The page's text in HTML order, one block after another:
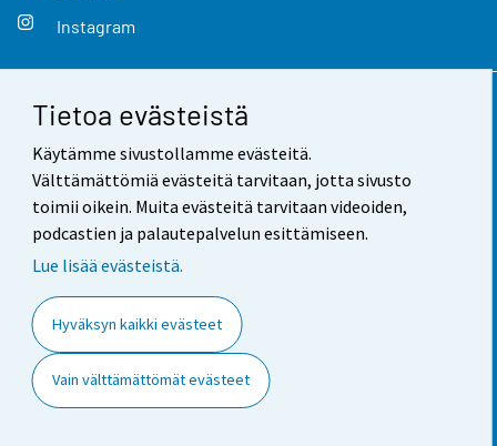
Tietoa evästeistä
Käytämme sivustollamme evästeitä.
Välttämättömiä evästeitä tarvitaan, jotta sivusto
toimii oikein. Muita evästeitä tarvitaan videoiden,
podcastien ja palautepalvelun esittämiseen.
Lue lisää evästeistä.
Hyväksyn kaikki evästeet
Vain välttämättömät evästeet
Instagram
Yhteystiedot
Palaute
Käyttöehdot
Saavutettavuus
Tietoa sivustosta
Evästeasetukset